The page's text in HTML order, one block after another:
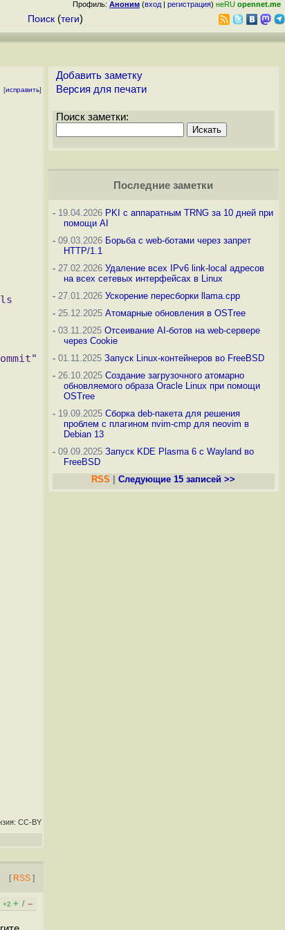
Профиль: Аноним (вход | регистрация) неRU opennet.me
Поиск (теги)
[исправить]
CC-BY
[ RSS ]
+2 + / –
Добавить заметку
Версия для печати
Поиск заметки:
Последние заметки
-19.04.2026 PKI с аппаратным TRNG за 10 дней при
помощи AI
-09.03.2026 Борьба с web-ботами через запрет
HTTP/1.1
-27.02.2026 Удаление всех IPv6 link-local адресов
на всех сетевых интерфейсах в Linux
-27.01.2026 Ускорение пересборки llama.cpp
-25.12.2025 Атомарные обновления в OSTree
-03.11.2025 Отсеивание AI-ботов на web-сервере
через Cookie
-01.11.2025 Запуск Linux-контейнеров во FreeBSD
-26.10.2025 Создание загрузочного атомарно
обновляемого образа Oracle Linux при помощи
OSTree
-19.09.2025 Сборка deb-пакета для решения
проблем с плагином nvim-cmp для neovim в
Debian 13
-09.09.2025 Запуск KDE Plasma 6 с Wayland во
FreeBSD
RSS
Следующие 15 записей >>